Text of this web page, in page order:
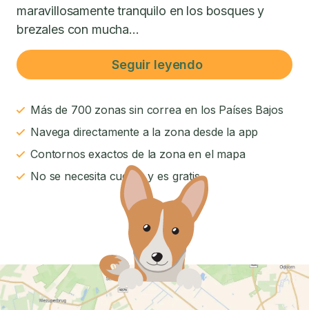
maravillosamente tranquilo en los bosques y
brezales con mucha...
Seguir leyendo
Más de 700 zonas sin correa en los Países Bajos
Navega directamente a la zona desde la app
Contornos exactos de la zona en el mapa
No se necesita cuenta y es gratis